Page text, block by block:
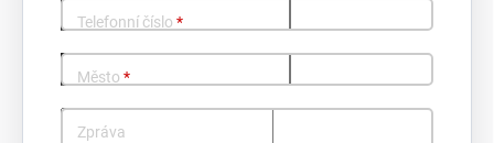
Telefonní číslo *
Město *
Zpráva